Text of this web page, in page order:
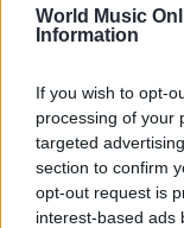
World Music
Information
If you wish to opt-
processing of your
targeted
section to confirm
opt-out request is
interest-based ads
tormentoni, ci
scoprire nuovi
si ferma mai! E
sorprendere?